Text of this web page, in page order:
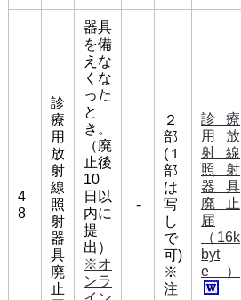
4
8
診
療
用
放
射
線
照
射
器
具
廃
止
器具
を備
えな
くな
った
と
き。
（廃
止後
10
日以
内に
提
出）
※オ
ンラ
-
２
部
(１
部
は
写
し
で
可)
※
注
診療
用放
射線
照射
器具
廃止
届
（16k
byt
e）